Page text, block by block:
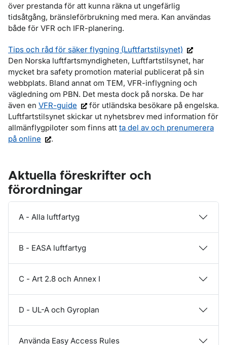
över prestanda för att kunna räkna ut ungefärlig
tidsåtgång, bränsleförbrukning med mera. Kan användas
både för VFR och IFR-planering.
Tips och råd för säker flygning (Luftfartstilsynet)
Den Norska luftfartsmyndigheten, Luftfartstilsynet, har
mycket bra safety promotion material publicerat på sin
webbplats. Bland annat om TEM, VFR-inflygning och
vägledning om PBN. Det mesta dock på norska. De har
även en VFR-guide
för utländska besökare på engelska.
Luftfartstilsynet skickar ut nyhetsbrev med information för
allmänflygpiloter som finns att ta del av och prenumerera
på online
.
Aktuella föreskrifter och
förordningar
A - Alla luftfartyg
B - EASA luftfartyg
C - Art 2.8 och Annex I
D - UL-A och Gyroplan
Använda Easy Access Rules